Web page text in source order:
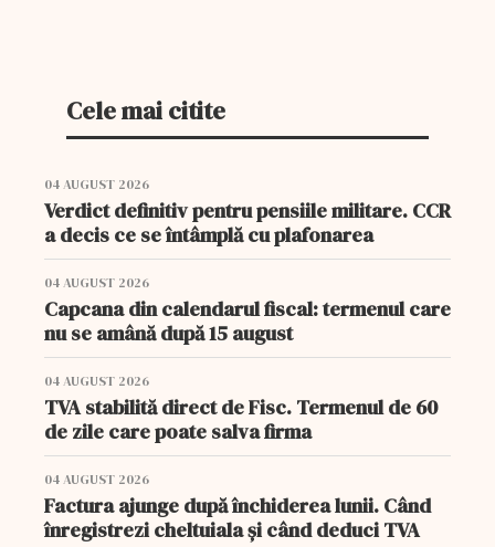
Cele mai citite
04 AUGUST 2026
Verdict definitiv pentru pensiile militare. CCR
a decis ce se întâmplă cu plafonarea
04 AUGUST 2026
Capcana din calendarul fiscal: termenul care
nu se amână după 15 august
04 AUGUST 2026
TVA stabilită direct de Fisc. Termenul de 60
de zile care poate salva firma
04 AUGUST 2026
Factura ajunge după închiderea lunii. Când
înregistrezi cheltuiala și când deduci TVA